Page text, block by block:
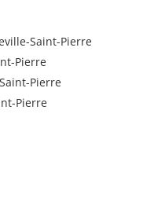
Saint-Pierre
Pierre
Pierre
Pierre